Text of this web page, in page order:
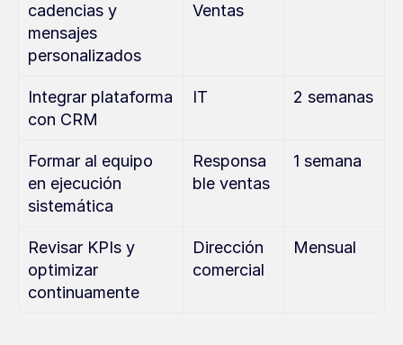
cadencias y
mensajes
personalizados
Ventas
Integrar plataforma
con CRM
IT 2 semanas
Formar al equipo
en ejecución
sistemática
Responsa
ble ventas
1 semana
Revisar KPIs y
optimizar
continuamente
Dirección
comercial
Mensual